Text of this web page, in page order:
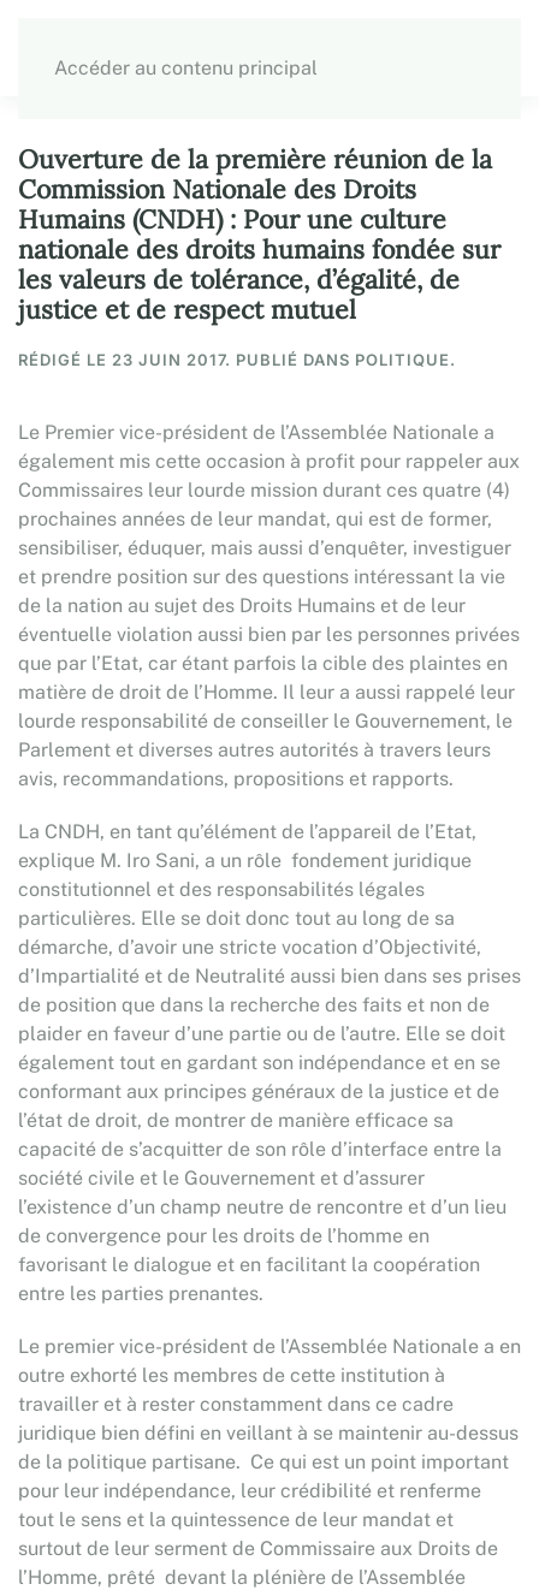
Accéder au contenu principal
Ouverture de la première réunion de la
Commission Nationale des Droits
Humains (CNDH) : Pour une culture
nationale des droits humains fondée sur
les valeurs de tolérance, d’égalité, de
justice et de respect mutuel
RÉDIGÉ LE 23 JUIN 2017. PUBLIÉ DANS POLITIQUE.
Le Premier vice-président de l’Assemblée Nationale a
également mis cette occasion à profit pour rappeler aux
Commissaires leur lourde mission durant ces quatre (4)
prochaines années de leur mandat, qui est de former,
sensibiliser, éduquer, mais aussi d’enquêter, investiguer
et prendre position sur des questions intéressant la vie
de la nation au sujet des Droits Humains et de leur
éventuelle violation aussi bien par les personnes privées
que par l’Etat, car étant parfois la cible des plaintes en
matière de droit de l’Homme. Il leur a aussi rappelé leur
lourde responsabilité de conseiller le Gouvernement, le
Parlement et diverses autres autorités à travers leurs
avis, recommandations, propositions et rapports.
La CNDH, en tant qu’élément de l’appareil de l’Etat,
explique M. Iro Sani, a un rôle fondement juridique
constitutionnel et des responsabilités légales
particulières. Elle se doit donc tout au long de sa
démarche, d’avoir une stricte vocation d’Objectivité,
d’Impartialité et de Neutralité aussi bien dans ses prises
de position que dans la recherche des faits et non de
plaider en faveur d’une partie ou de l’autre. Elle se doit
également tout en gardant son indépendance et en se
conformant aux principes généraux de la justice et de
l’état de droit, de montrer de manière efficace sa
capacité de s’acquitter de son rôle d’interface entre la
société civile et le Gouvernement et d’assurer
l’existence d’un champ neutre de rencontre et d’un lieu
de convergence pour les droits de l’homme en
favorisant le dialogue et en facilitant la coopération
entre les parties prenantes.
Le premier vice-président de l’Assemblée Nationale a en
outre exhorté les membres de cette institution à
travailler et à rester constamment dans ce cadre
juridique bien défini en veillant à se maintenir au-dessus
de la politique partisane. Ce qui est un point important
pour leur indépendance, leur crédibilité et renferme
tout le sens et la quintessence de leur mandat et
surtout de leur serment de Commissaire aux Droits de
l’Homme, prêté devant la plénière de l’Assemblée